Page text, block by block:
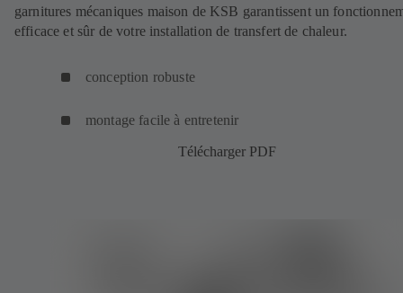
garnitures mécaniques maison de KSB garantissent un
efficace et sûr de votre installation de transfert de chaleur.
conception robuste
montage facile à entretenir
Télécharger PDF